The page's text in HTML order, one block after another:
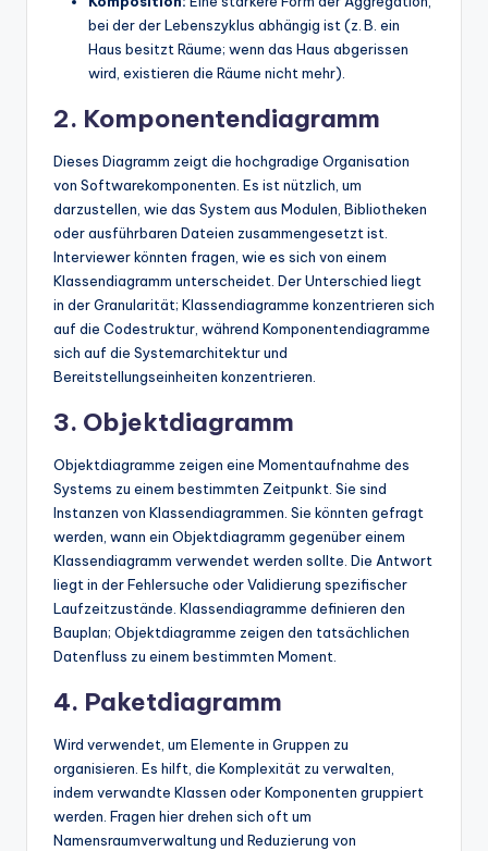
bei der der Lebenszyklus abhängig ist (z. B. ein
Haus besitzt Räume; wenn das Haus abgerissen
wird, existieren die Räume nicht mehr).
2. Komponentendiagramm
Dieses Diagramm zeigt die hochgradige Organisation
von Softwarekomponenten. Es ist nützlich, um
darzustellen, wie das System aus Modulen, Bibliotheken
oder ausführbaren Dateien zusammengesetzt ist.
Interviewer könnten fragen, wie es sich von einem
Klassendiagramm unterscheidet. Der Unterschied liegt
in der Granularität; Klassendiagramme konzentrieren sich
auf die Codestruktur, während Komponentendiagramme
sich auf die Systemarchitektur und
Bereitstellungseinheiten konzentrieren.
3. Objektdiagramm
Objektdiagramme zeigen eine Momentaufnahme des
Systems zu einem bestimmten Zeitpunkt. Sie sind
Instanzen von Klassendiagrammen. Sie könnten gefragt
werden, wann ein Objektdiagramm gegenüber einem
Klassendiagramm verwendet werden sollte. Die Antwort
liegt in der Fehlersuche oder Validierung spezifischer
Laufzeitzustände. Klassendiagramme definieren den
Bauplan; Objektdiagramme zeigen den tatsächlichen
Datenfluss zu einem bestimmten Moment.
4. Paketdiagramm
Wird verwendet, um Elemente in Gruppen zu
organisieren. Es hilft, die Komplexität zu verwalten,
indem verwandte Klassen oder Komponenten gruppiert
werden. Fragen hier drehen sich oft um
Namensraumverwaltung und Reduzierung von